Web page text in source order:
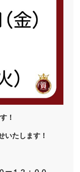
！
いたします！